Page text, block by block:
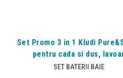
Set Promo 3 in 1 Kludi
pentru cada si dus,
SET BATERII BAIE